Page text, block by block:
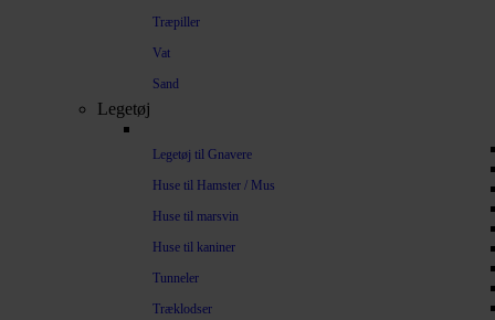
Træpiller
Vat
Sand
Legetøj
Legetøj til Gnavere
Huse til Hamster / Mus
Huse til marsvin
Huse til kaniner
Tunneler
Træklodser